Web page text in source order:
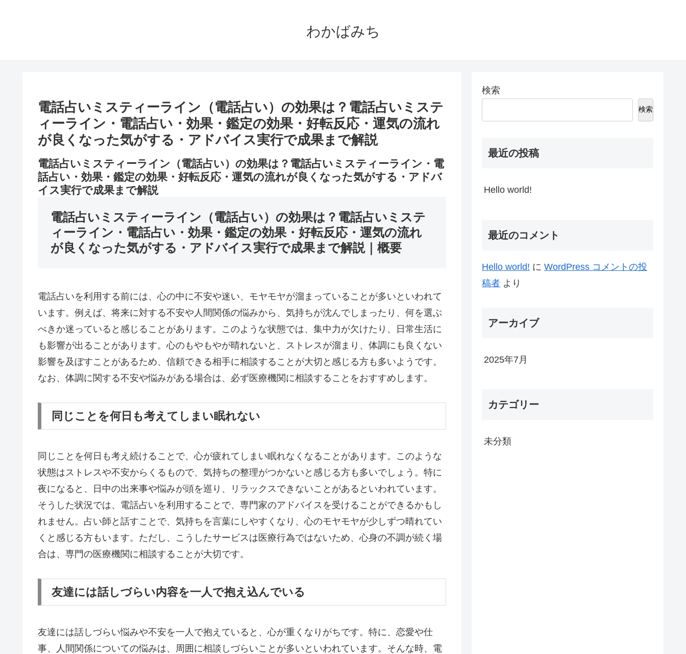
わかばみち
電話占いミスティーライン（電話占い）の効果は？電話占いミステ
ィーライン・電話占い・効果・鑑定の効果・好転反応・運気の流れ
が良くなった気がする・アドバイス実行で成果まで解説
電話占いミスティーライン（電話占い）の効果は？電話占いミスティーライン・電
話占い・効果・鑑定の効果・好転反応・運気の流れが良くなった気がする・アドバ
イス実行で成果まで解説
電話占いミスティーライン（電話占い）の効果は？電話占いミステ
ィーライン・電話占い・効果・鑑定の効果・好転反応・運気の流れ
が良くなった気がする・アドバイス実行で成果まで解説｜概要
電話占いを利用する前には、心の中に不安や迷い、モヤモヤが溜まっていることが多いといわれて
います。例えば、将来に対する不安や人間関係の悩みから、気持ちが沈んでしまったり、何を選ぶ
べきか迷っていると感じることがあります。このような状態では、集中力が欠けたり、日常生活に
も影響が出ることがあります。心のもやもやが晴れないと、ストレスが溜まり、体調にも良くない
影響を及ぼすことがあるため、信頼できる相手に相談することが大切と感じる方も多いようです。
なお、体調に関する不安や悩みがある場合は、必ず医療機関に相談することをおすすめします。
同じことを何日も考えてしまい眠れない
同じことを何日も考え続けることで、心が疲れてしまい眠れなくなることがあります。このような
状態はストレスや不安からくるもので、気持ちの整理がつかないと感じる方も多いでしょう。特に
夜になると、日中の出来事や悩みが頭を巡り、リラックスできないことがあるといわれています。
そうした状況では、電話占いを利用することで、専門家のアドバイスを受けることができるかもし
れません。占い師と話すことで、気持ちを言葉にしやすくなり、心のモヤモヤが少しずつ晴れてい
くと感じる方もいます。ただし、こうしたサービスは医療行為ではないため、心身の不調が続く場
合は、専門の医療機関に相談することが大切です。
友達には話しづらい内容を一人で抱え込んでいる
友達には話しづらい悩みや不安を一人で抱えていると、心が重くなりがちです。特に、恋愛や仕
事、人間関係についての悩みは、周囲に相談しづらいことが多いといわれています。そんな時、電
検索
検索
最近の投稿
Hello world!
最近のコメント
Hello world! に WordPress コメントの投
稿者 より
アーカイブ
2025年7月
カテゴリー
未分類